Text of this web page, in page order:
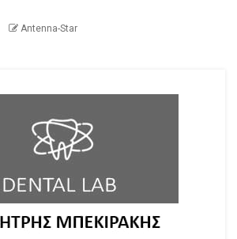
Antenna-Star